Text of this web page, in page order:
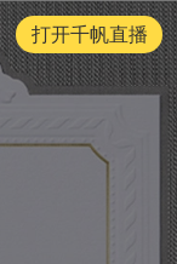
打开千帆直播